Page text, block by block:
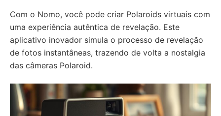
Com o Nomo, você pode criar Polaroids virtuais com
uma experiência autêntica de revelação. Este
aplicativo inovador simula o processo de revelação
de fotos instantâneas, trazendo de volta a nostalgia
das câmeras Polaroid.